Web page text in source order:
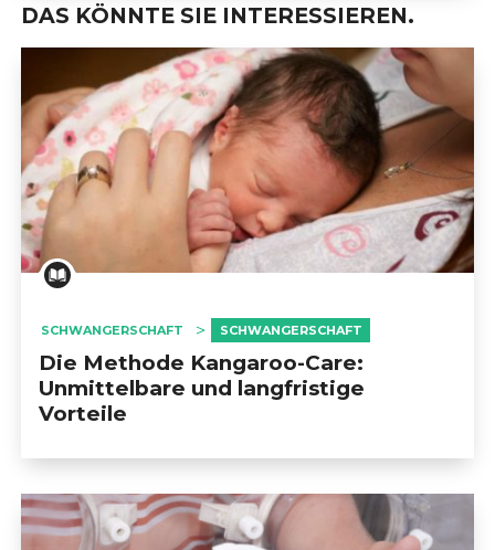
DAS KÖNNTE SIE INTERESSIEREN.
SCHWANGERSCHAFT SCHWANGERSCHAFT
Die Methode Kangaroo-Care:
Unmittelbare und langfristige
Vorteile